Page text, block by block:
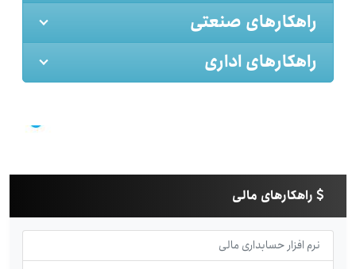
راهکارهای صنعتی
راهکارهای اداری
راهکارهای مالی
نرم افزار حسابداری مالی